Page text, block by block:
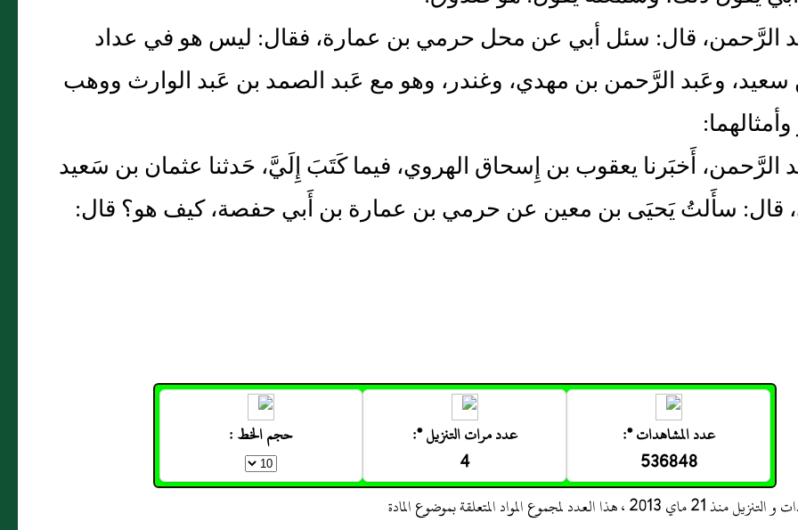
الرَّحمن، قال: سئل أبي عن محل حرمي بن عمارة، فقال: ليس هو في عداد
وعَبد الرَّحمن بن مهدي، وغندر، وهو مع عَبد الصمد بن عَبد الوارث ووهب
الرَّحمن، أَخبَرنا يعقوب بن إِسحاق الهروي، فيما كَتَبَ إِلَيَّ، حَدثنا عثمان بن سَعيد
قال: سأَلتُ يَحيَى بن معين عن حرمي بن عمارة بن أَبي حفصة، كيف هو؟ قال:
عدد المشاهدات *:
536848
عدد مرات التنزيل *:
4
حجم الخط :
العدد لمجموع المواد المتعلقة بموضوع المادة